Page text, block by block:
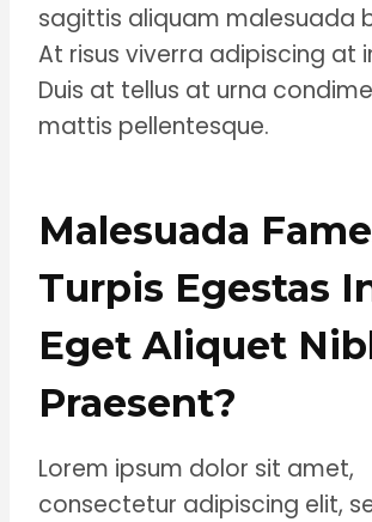
sagittis aliquam malesuada
At risus viverra adipiscing at
Duis at tellus at urna
mattis pellentesque.
Malesuada
Turpis Egestas
Eget Aliquet
Praesent?
Lorem ipsum dolor sit amet,
consectetur adipiscing elit,